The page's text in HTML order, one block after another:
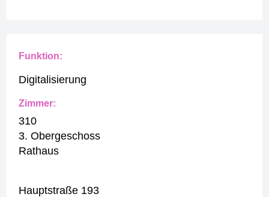
Funktion:
Digitalisierung
Zimmer:
310
3. Obergeschoss
Rathaus
Hauptstraße 193